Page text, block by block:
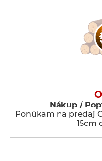
Nákup /
Ponúkam na predaj
15cm